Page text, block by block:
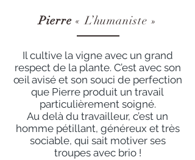
Pierre « L’humaniste »
Il cultive la vigne avec un grand
respect de la plante. C’est avec son
œil avisé et son souci de perfection
que Pierre produit un travail
particulièrement soigné.
Au delà du travailleur, c’est un
homme pétillant, généreux et très
sociable, qui sait motiver ses
troupes avec brio !